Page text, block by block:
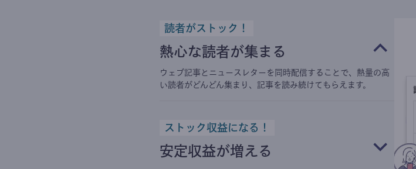
読者がストック！
熱心な読者が集まる
ウェブ記事とニュースレターを同時配信することで、熱量の高
い読者がどんどん集まり、記事を読み続けてもらえます。
ストック収益になる！
安定収益が増える